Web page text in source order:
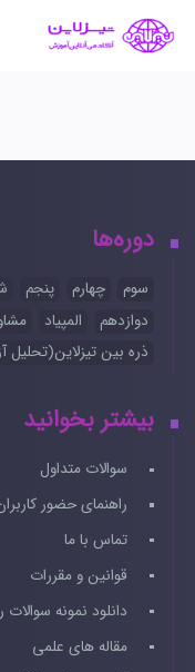
دوره‌ها
سوم چهارم پنجم
دوازدهم
المپیاد
ذره بین تیزلاین(تحلیل
بیشتر بخوانید
سوالات متداول
راهنمای حضور
تماس با ما
قوانین و مقررات
دانلود نمونه سوالات
مقاله های علمی